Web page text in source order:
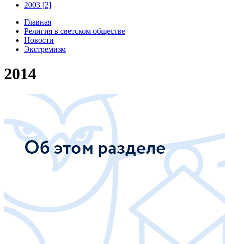
2003 [2]
Главная
Религия в светском обществе
Новости
Экстремизм
2014